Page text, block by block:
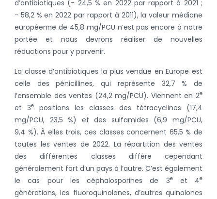
d’antibiotiques (- 24,5 % en 2022 par rapport à 2021 ;
- 58,2 % en 2022 par rapport à 2011), la valeur médiane
européenne de 45,8 mg/PCU n’est pas encore à notre
portée et nous devrons réaliser de nouvelles
réductions pour y parvenir.
La classe d’antibiotiques la plus vendue en Europe est
celle des pénicillines, qui représente 32,7 % de
l’ensemble des ventes (24,2 mg/PCU). Viennent en 2e
et 3e
positions les classes des tétracyclines (17,4
mg/PCU, 23,5 %) et des sulfamides (6,9 mg/PCU,
9,4 %). À elles trois, ces classes concernent 65,5 % de
toutes les ventes de 2022. La répartition des ventes
des différentes classes diffère cependant
généralement fort d’un pays à l’autre. C’est également
le cas pour les céphalosporines de 3eet 4e
générations, les fluoroquinolones, d’autres quinolones